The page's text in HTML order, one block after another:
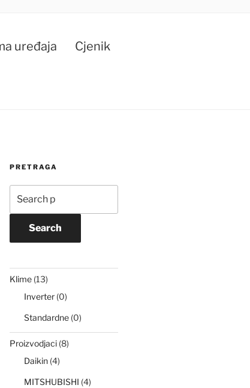
uređaja Cjenik
PRETRAGA
for:
Search
Klime (13)
Inverter (0)
Standardne (0)
Proizvodjaci (8)
Daikin (4)
MITSHUBISHI (4)